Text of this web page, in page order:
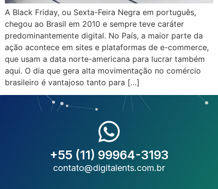
A Black Friday, ou Sexta-Feira Negra em português,
chegou ao Brasil em 2010 e sempre teve caráter
predominantemente digital. No País, a maior parte da
ação acontece em sites e plataformas de e-commerce,
que usam a data norte-americana para lucrar também
aqui. O dia que gera alta movimentação no comércio
brasileiro é vantajoso tanto para […]
+55 (11) 99964-3193
contato@digitalents.com.br